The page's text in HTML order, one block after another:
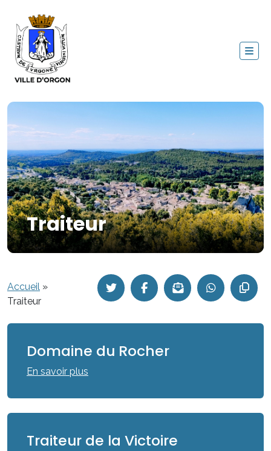
Traiteur
Accueil »
Traiteur
Domaine du Rocher
En savoir plus
Traiteur de la Victoire